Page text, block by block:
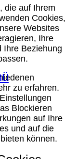
die auf Ihrem
Cookies,
Websites
Ihre
Ihre Beziehung
zu erfahren.
Blockieren
auf Ihre
und auf die
können.